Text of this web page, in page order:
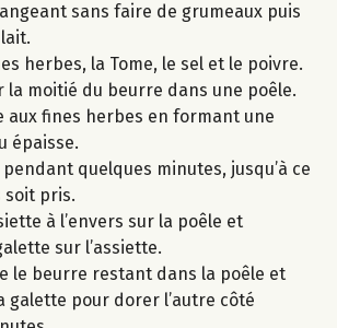
sans faire de grumeaux puis
herbes, la Tome, le sel et le poivre.
la moitié du beurre dans une poêle.
aux fines herbes en formant une
épaisse.
quelques minutes, jusqu’à ce
soit pris.
à l’envers sur la poêle et
sur l’assiette.
le beurre restant dans la poêle et
galette pour dorer l’autre côté